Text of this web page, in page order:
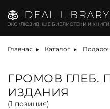
Главная Каталог
ГРОМОВ ГЛЕБ.
ИЗДАНИЯ
(1 позиция)
Цена, ₽
Вид